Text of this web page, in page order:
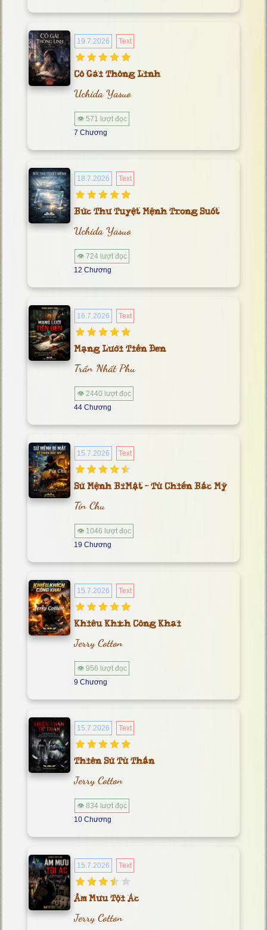
19.7.2026 Text
Cô Gái Thông Linh
Uchida Yasuo
👁 571 lượt đọc
7 Chương
18.7.2026 Text
Bức Thư Tuyệt Mệnh Trong Suốt
Uchida Yasuo
👁 724 lượt đọc
12 Chương
16.7.2026 Text
Mạng Lưới Tiền Đen
Trần Nhất Phu
👁 2440 lượt đọc
44 Chương
15.7.2026 Text
Sứ Mệnh Bí Mật - Tử Chiến Bắc Mỹ
Tín Chu
👁 1046 lượt đọc
19 Chương
15.7.2026 Text
Khiêu Khích Công Khai
Jerry Cotton
👁 956 lượt đọc
9 Chương
15.7.2026 Text
Thiên Sứ Tử Thần
Jerry Cotton
👁 834 lượt đọc
10 Chương
15.7.2026 Text
Âm Mưu Tội Ác
Jerry Cotton